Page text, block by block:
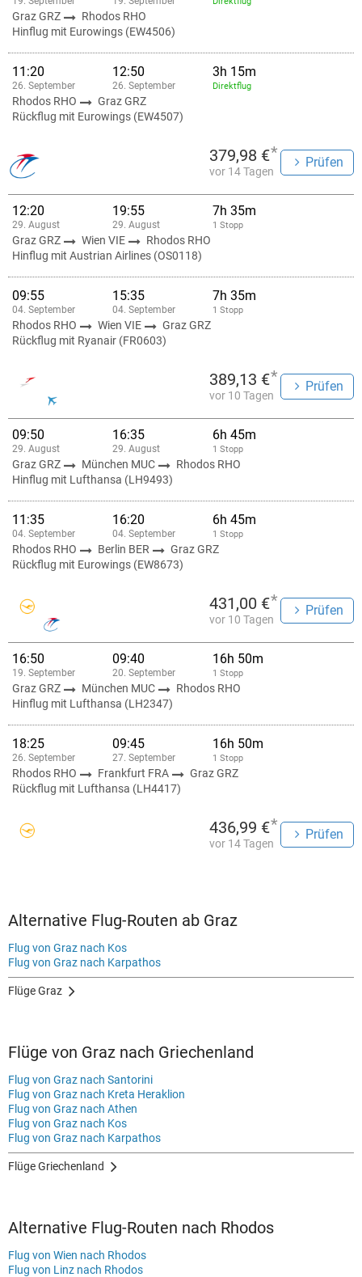
Graz GRZ
Rhodos RHO
Hinflug mit Eurowings (EW4506)
11:20
26. September
12:50
26. September
3h 15m
Direktflug
Rhodos RHO
Graz GRZ
Rückflug mit Eurowings (EW4507)
379,98 €*
vor 14 Tagen
Prüfen
12:20
29. August
19:55
29. August
7h 35m
1 Stopp
Graz GRZ Wien VIE
Rhodos RHO
Hinflug mit Austrian Airlines (OS0118)
09:55
04. September
15:35
04. September
7h 35m
1 Stopp
Rhodos RHO Wien VIE
Graz GRZ
Rückflug mit Ryanair (FR0603)
389,13 €*
vor 10 Tagen
Prüfen
09:50
29. August
16:35
29. August
6h 45m
1 Stopp
Graz GRZ München MUC
Rhodos RHO
Hinflug mit Lufthansa (LH9493)
11:35
04. September
16:20
04. September
6h 45m
1 Stopp
Rhodos RHO Berlin BER
Graz GRZ
Rückflug mit Eurowings (EW8673)
431,00 €*
vor 10 Tagen
Prüfen
16:50
19. September
09:40
20. September
16h 50m
1 Stopp
Graz GRZ München MUC
Rhodos RHO
Hinflug mit Lufthansa (LH2347)
18:25
26. September
09:45
27. September
16h 50m
1 Stopp
Rhodos RHO Frankfurt FRA
Graz GRZ
Rückflug mit Lufthansa (LH4417)
436,99 €*
vor 14 Tagen
Prüfen
Alternative Flug-Routen ab Graz
Flug von Graz nach Kos
Flug von Graz nach Karpathos
Flüge Graz
Flüge von Graz nach Griechenland
Flug von Graz nach Santorini
Flug von Graz nach Kreta Heraklion
Flug von Graz nach Athen
Flug von Graz nach Kos
Flug von Graz nach Karpathos
Flüge Griechenland
Alternative Flug-Routen nach Rhodos
Flug von Wien nach Rhodos
Flug von Linz nach Rhodos